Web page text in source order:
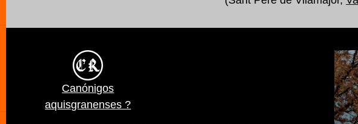
Canónigos
aquisgranenses ?